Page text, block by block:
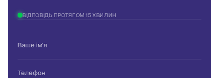
ВІДПОВІДЬ ПРОТЯГОМ 15 ХВИЛИН
Ваше ім'я
Телефон